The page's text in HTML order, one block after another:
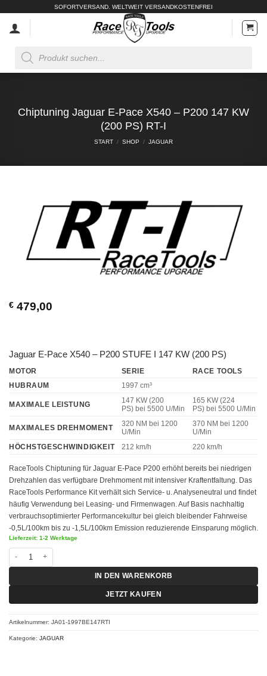
springen
SOFORTVERSAND. WELTWEIT VERSANDKOSTENFREI
search
Chiptuning Jaguar E-Pace X540 – P200 147 KW
(200 PS) RT-I
START / SHOP / JAGUAR
€ 479,00
Jaguar E-Pace X540 – P200 STUFE I 147 KW (200 PS)
MOTOR SERIE
RACE TOOLS
HUBRAUM
1997 cm³
MAXIMALE LEISTUNG
147 KW (200
PS) bei 5500 U/Min
165 KW (224
PS) bei 5500 U/Min
MAXIMALES DREHMOMENT
320 NM bei 1200
U/Min
370 NM bei 1200
U/Min
HÖCHSTGESCHWINDIGKEIT 212 km/h 220 km/h
RaceTools Chiptuning für Jaguar E-Pace P200 erhöht bereits bei niedrigen
Drehzahlen das verfügbare Drehmoment mit intensiver Kraftentfaltung. Das
RaceTools Performance Kit verhält sich Service- u. Analyseneutral und findet
häufig Verwendung bei Leasing- und Firmenwagen. Auf Basis nachhaltig
verbrauchsoptimierter Performancekultur bei gleich bleibender Fahrweise
-0,5L/100km bis zu -1,5L/100km Emission reduzierende Einsparung möglich.
Lieferzeit: 1-2 Werktage
Chiptuning Jaguar E-Pace X540 - P200 147 KW (200 PS) RT-I Menge
IN DEN WARENKORB
JETZT KAUFEN
Artikelnummer: JA01-1997BE147RTI
Kategorie: JAGUAR